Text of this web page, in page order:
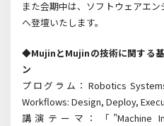
また会期中は、ソフトウェアエ
へ登壇いたします。
◆MujinとMujinの技術に関する
ン
プログラム：Robotics
Workflows: Design, Deploy,
講演テーマ：「”Machine